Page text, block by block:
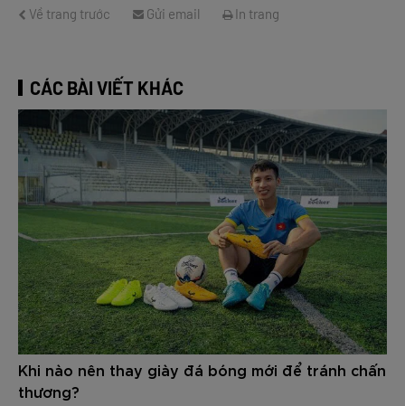
Về trang trước Gửi email In trang
CÁC BÀI VIẾT KHÁC
Khi nào nên thay giày đá bóng mới để tránh chấn
thương?